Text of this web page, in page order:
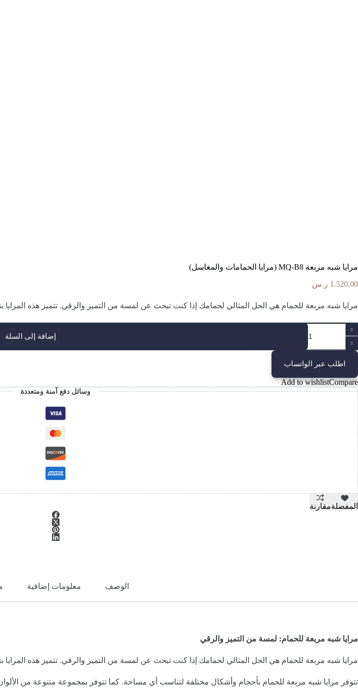
مرايا شبه مربعة MQ-B8 (مرايا الحمامات والمغاسل)
1.520,00 ر.س
مرايا شبه مربعة للحمام هي الحل المثالي لحمامك إذا كنت تبحث عن لمسة من التميز والرقي. تتميز هذه
كمية
مرايا
شبه
مربعة
MQ-
(مرايا
الحمامات
والمغاسل)
إضافة إلى السلة
اطلب عبر الواتساب
Compare
Add to wishlist
وسائل دفع آمنة ومتعددة
المفضلةمقارنة
الوصف معلومات إضافية
مرايا شبه مربعة للحمام: لمسة من التميز والرقي
مرايا شبه مربعة للحمام هي الحل المثالي لحمامك إذا كنت تبحث عن لمسة من التميز والرقي. تتميز هذه
تتوفر مرايا شبه مربعة للحمام بأحجام وأشكال مختلفة لتناسب أي مساحة. كما تتوفر بمجموعة متنوعة من